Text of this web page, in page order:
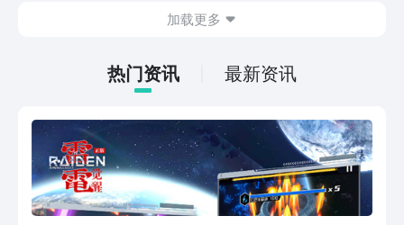
空余的时间就可以慢慢的养成角色，就很
一下。
加载更多
热门资讯 最新资讯